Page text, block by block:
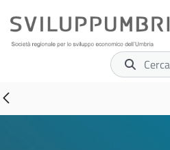
Cerca sul sito